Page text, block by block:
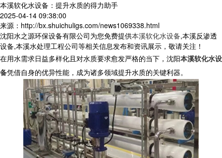
本溪软化水设备：提升水质的得力助手
2025-04-14 09:38:00
来源：http://bx.shuichuligs.com/news1069338.html
沈阳水之源环保设备有限公司为您免费提供本溪软化水设备,本溪反渗透
设备,本溪水处理工程公司等相关信息发布和资讯展示，敬请关注！
在用水需求日益多样化且对水质要求愈发严格的当下，沈阳本溪软化水设
备凭借自身的优异性能，成为诸多领域提升水质的关键利器。